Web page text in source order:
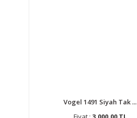
Vogel 1491 Siyah Tak ...